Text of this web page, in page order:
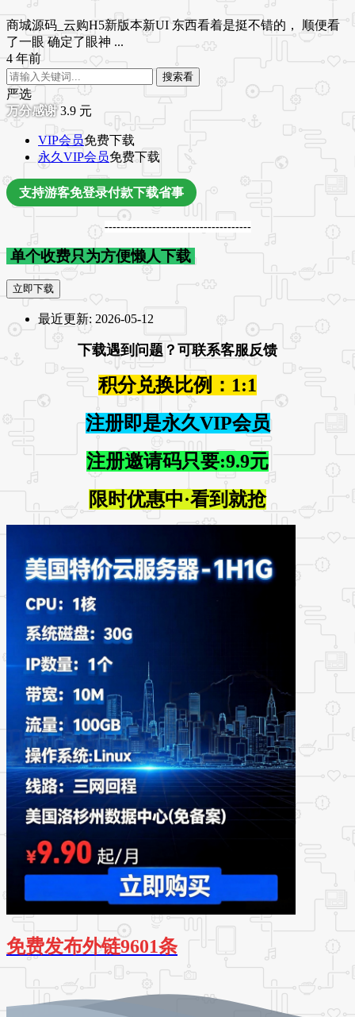
商城源码_云购H5新版本新UI 东西看着是挺不错的， 顺便看
了一眼 确定了眼神 ...
4 年前
搜索看
严选
3.9 元
VIP会员免费下载
永久VIP会员免费下载
支持游客免登录付款下载省事
-------------------------------------
单个收费只为方便懒人下载
立即下载
最近更新: 2026-05-12
下载遇到问题？可联系客服反馈
积分兑换比例：1:1
注册即是永久VIP会员
注册邀请码只要:9.9元
限时优惠中·看到就抢
免费发布外链9601条